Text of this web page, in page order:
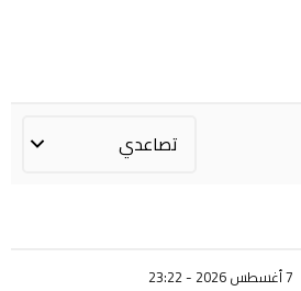
7 أغسطس 2026 - 23:22